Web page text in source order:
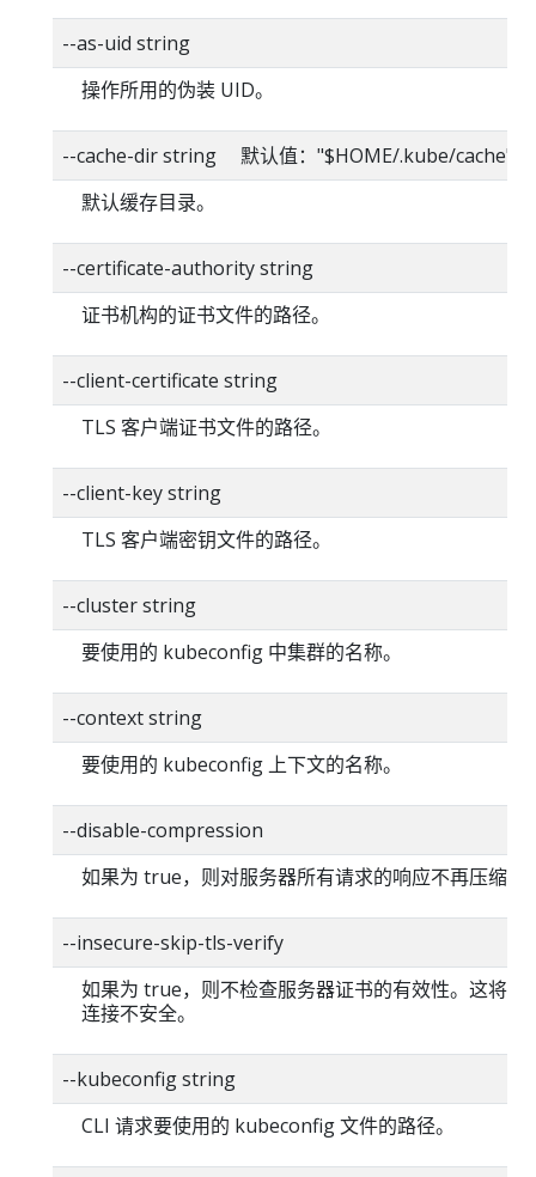
--as-uid string
操作所用的伪装 UID。
--cache-dir string 默认值："$HOME/.kube/cache"
默认缓存目录。
--certificate-authority string
证书机构的证书文件的路径。
--client-certificate string
TLS 客户端证书文件的路径。
--client-key string
TLS 客户端密钥文件的路径。
--cluster string
要使用的 kubeconfig 中集群的名称。
--context string
要使用的 kubeconfig 上下文的名称。
--disable-compression
如果为 true，则对服务器所有请求的响应不再压缩。
--insecure-skip-tls-verify
如果为 true，则不检查服务器证书的有效性。这将使
连接不安全。
--kubeconfig string
CLI 请求要使用的 kubeconfig 文件的路径。